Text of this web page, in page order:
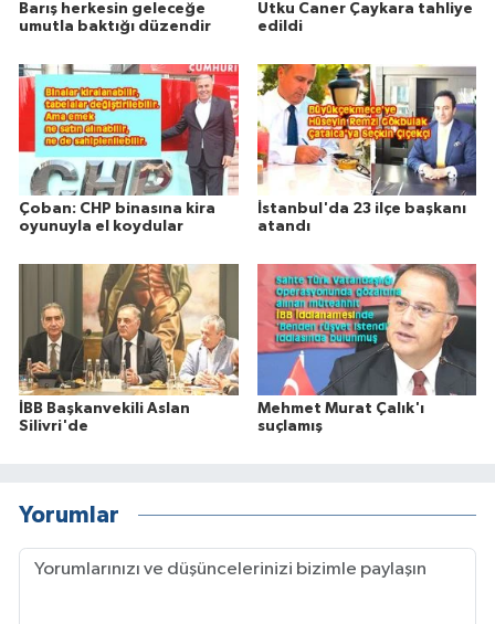
Barış herkesin geleceğe
umutla baktığı düzendir
Utku Caner Çaykara tahliye
edildi
Çoban: CHP binasına kira
oyunuyla el koydular
İstanbul'da 23 ilçe başkanı
atandı
İBB Başkanvekili Aslan
Silivri'de
Mehmet Murat Çalık'ı
suçlamış
Yorumlar